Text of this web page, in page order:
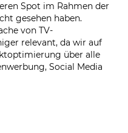
Spot im Rahmen der
gesehen haben.
von TV-
relevant, da wir auf
über alle
Social Media